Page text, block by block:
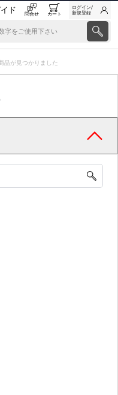
ド 問合せ カート
ログイン/
新規登録
品が見つかりました